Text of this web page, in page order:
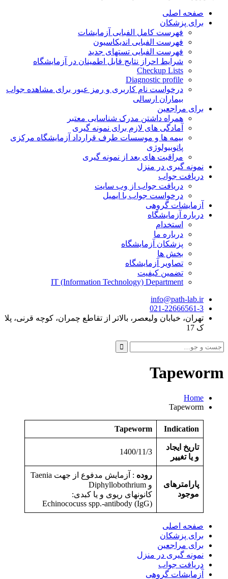
صفحه اصلی
برای پزشکان
فهرست کامل الفبایی آزمایشات
فهرست الفبایی اندیکاسیون
فهرست الفبایی تستهای جدید
شرایط احراز نتایج قابل اطمینان در آزمایشگاه
Checkup Lists
Diagnostic profile
درخواست نام کاربری و رمز عبور برای مشاهده جواب
بیماران ارسالی
برای مراجعین
همراه داشتن مدرک شناسایی معتبر
آمادگی های لازم برای نمونه گیری
بیمه ها و موسسات طرف قرارداد آزمایشگاه مرکزی
پاتوبیولوژی
مراقبت های بعد از نمونه گیری
نمونه گیری در منزل
دریافت جواب
دریافت جواب از وب سایت
درخواست جواب با ایمیل
آزمایشات گروهی
درباره آزمایشگاه
استخدام
درباره ما
پزشکان آزمایشگاه
بخش ها
تصاویر آزمایشگاه
تضمین کیفیت
IT (Information Technology) Department
info@path-lab.ir
021-22666561-3
تهران، خیابان ولیعصر، بالاتر از تقاطع چمران، کوچه قرنی، پلا
ک 17
جست
و
برای:
Tapeworm
Home
Tapeworm
Indication
Tapeworm
تاریخ ایجاد
و یا تغییر
1400/11/3
پارامترهای
موجود
روده
: آزمایش مدفوع از جهت Taenia
و Diphyllobothrium
کانونهای ریوی و یا کبدی:
Echinococuss spp.-antibody (IgG)
صفحه اصلی
برای پزشکان
برای مراجعین
نمونه گیری در منزل
دریافت جواب
آزمایشات گروهی